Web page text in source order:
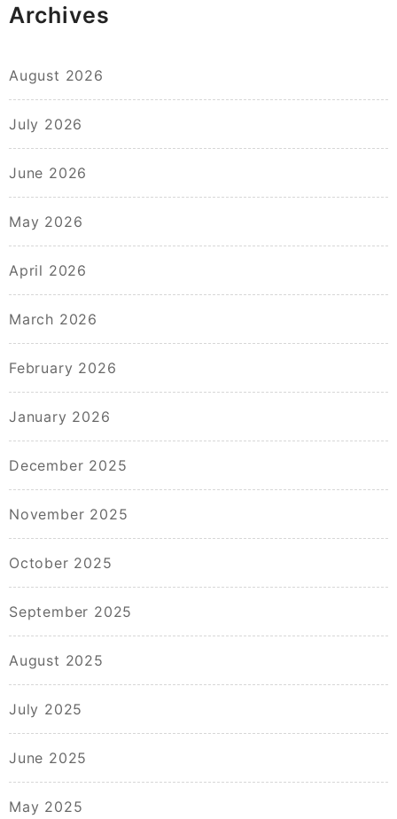
Archives
August 2026
July 2026
June 2026
May 2026
April 2026
March 2026
February 2026
January 2026
December 2025
November 2025
October 2025
September 2025
August 2025
July 2025
June 2025
May 2025